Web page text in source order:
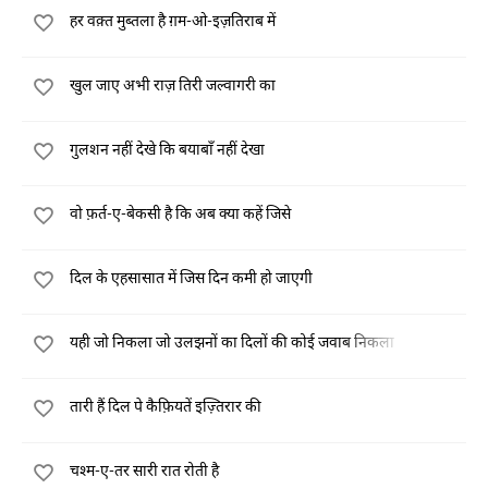
हर वक़्त मुब्तला है ग़म-ओ-इज़तिराब में
खुल जाए अभी राज़ तिरी जल्वागरी का
गुलशन नहीं देखे कि बयाबाँ नहीं देखा
वो फ़र्त-ए-बेकसी है कि अब क्या कहें जिसे
दिल के एहसासात में जिस दिन कमी हो जाएगी
यही जो निकला जो उलझनों का दिलों की कोई जवाब निकला
तारी हैं दिल पे कैफ़ियतें इज़्तिरार की
चश्म-ए-तर सारी रात रोती है